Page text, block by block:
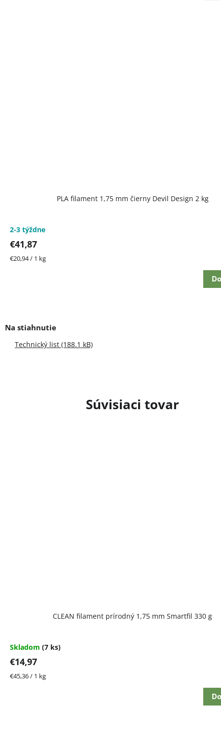
Súvisiaci tovar
CLEAN filament prírodný 1,75 mm Smartfil 330 g
Skladom (7 ks)
€14,97
Jednotková
€45,36 / 1 kg
PLA filament 1,75 mm čierny Devil Design 2 kg
2-3 týždne
€41,87
Jednotková
€20,94 / 1 kg
Technický list (188.1 kB)